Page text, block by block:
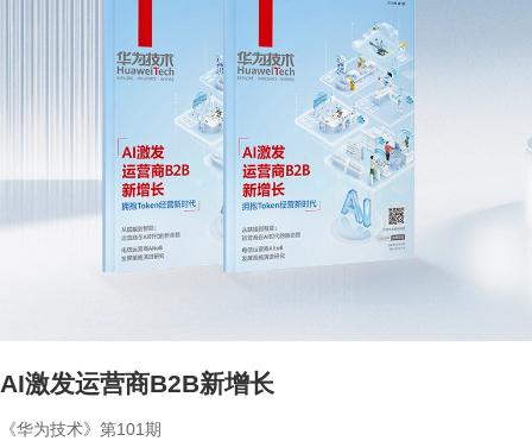
AI激发运营商B2B新增长
《华为技术》第101期